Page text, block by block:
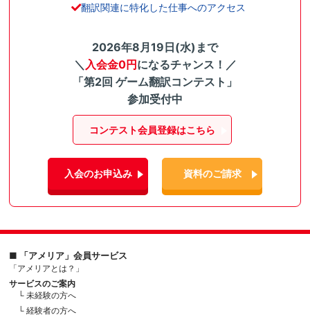
翻訳関連に特化した仕事へのアクセス
2026年8月19日(水)まで
＼ 入会金0円になるチャンス！／
「第2回 ゲーム翻訳コンテスト」
参加受付中
コンテスト会員登録はこちら
入会のお申込み 資料のご請求
■ 「アメリア」会員サービス
「アメリアとは？」
サービスのご案内
└ 未経験の方へ
└ 経験者の方へ